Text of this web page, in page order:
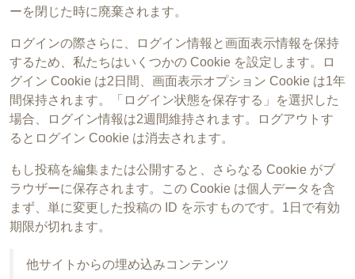
ーを閉じた時に廃棄されます。
ログインの際さらに、ログイン情報と画面表示情報を保持
するため、私たちはいくつかの Cookie を設定します。ロ
グイン Cookie は2日間、画面表示オプション Cookie は1年
間保持されます。「ログイン状態を保存する」を選択した
場合、ログイン情報は2週間維持されます。ログアウトす
るとログイン Cookie は消去されます。
もし投稿を編集または公開すると、さらなる Cookie がブ
ラウザーに保存されます。この Cookie は個人データを含
まず、単に変更した投稿の ID を示すものです。1日で有効
期限が切れます。
他サイトからの埋め込みコンテンツ